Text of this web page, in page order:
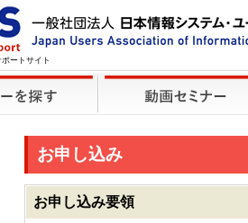
ートサイト
お申し込み
お申し込み要領